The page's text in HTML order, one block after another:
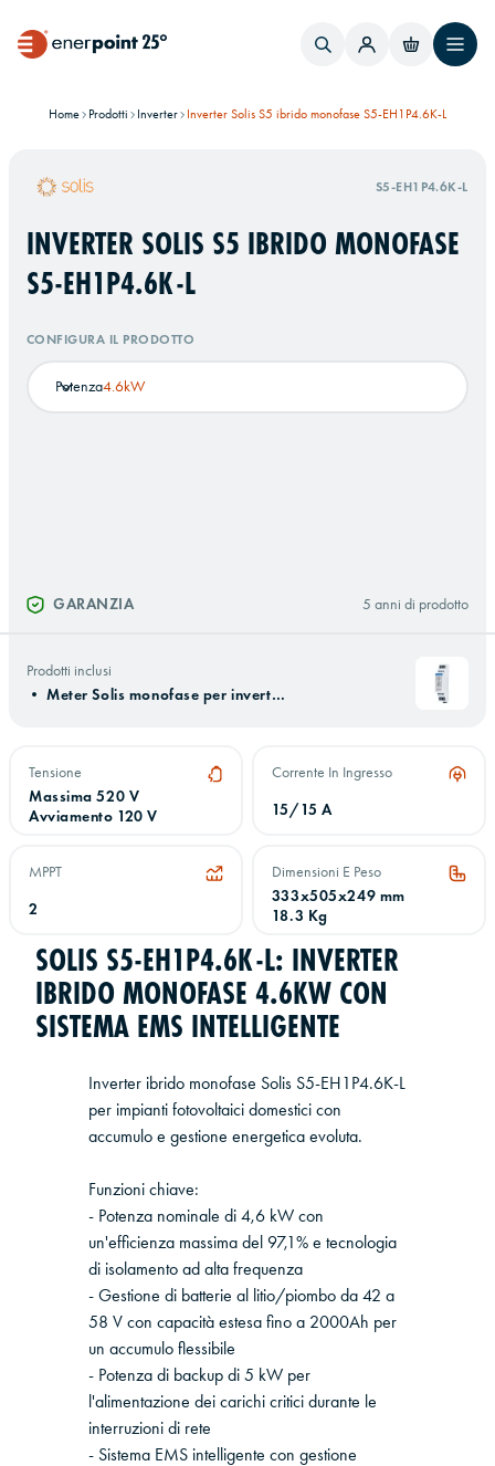
Home Prodotti Inverter Inverter Solis S5 ibrido monofase S5-EH1P4.6K-L
S5-EH1P4.6K-L
INVERTER SOLIS S5 IBRIDO MONOFASE
S5-EH1P4.6K-L
CONFIGURA IL PRODOTTO
Potenza4.6kW
GARANZIA 5 anni di prodotto
Prodotti inclusi
•Meter Solis monofase per inverter ibridi
Tensione
Massima 520 V
Avviamento 120 V
Corrente In Ingresso
15/15 A
MPPT
2
Dimensioni E Peso
333x505x249 mm
18.3 Kg
SOLIS S5-EH1P4.6K-L: INVERTER
IBRIDO MONOFASE 4.6KW CON
SISTEMA EMS INTELLIGENTE
Inverter ibrido monofase Solis S5-EH1P4.6K-L
per impianti fotovoltaici domestici con
accumulo e gestione energetica evoluta.
Funzioni chiave:
- Potenza nominale di 4,6 kW con
un'efficienza massima del 97,1% e tecnologia
di isolamento ad alta frequenza
- Gestione di batterie al litio/piombo da 42 a
58 V con capacità estesa fino a 2000Ah per
un accumulo flessibile
- Potenza di backup di 5 kW per
l'alimentazione dei carichi critici durante le
interruzioni di rete
- Sistema EMS intelligente con gestione